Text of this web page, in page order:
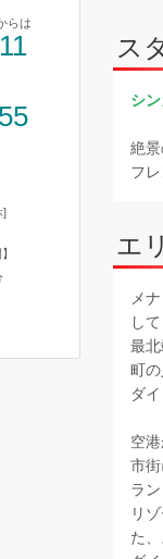
らは
]
ス
シ
絶
フ
エ
メ
し
最
町
ダ
空
市
ラ
リ
た